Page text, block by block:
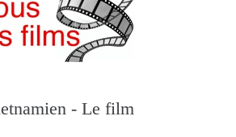
- Le film